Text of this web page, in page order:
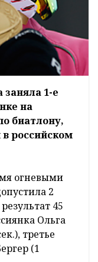
1-е
на
биатлону,
российском
огневыми
2
45
Ольга
третье
(1